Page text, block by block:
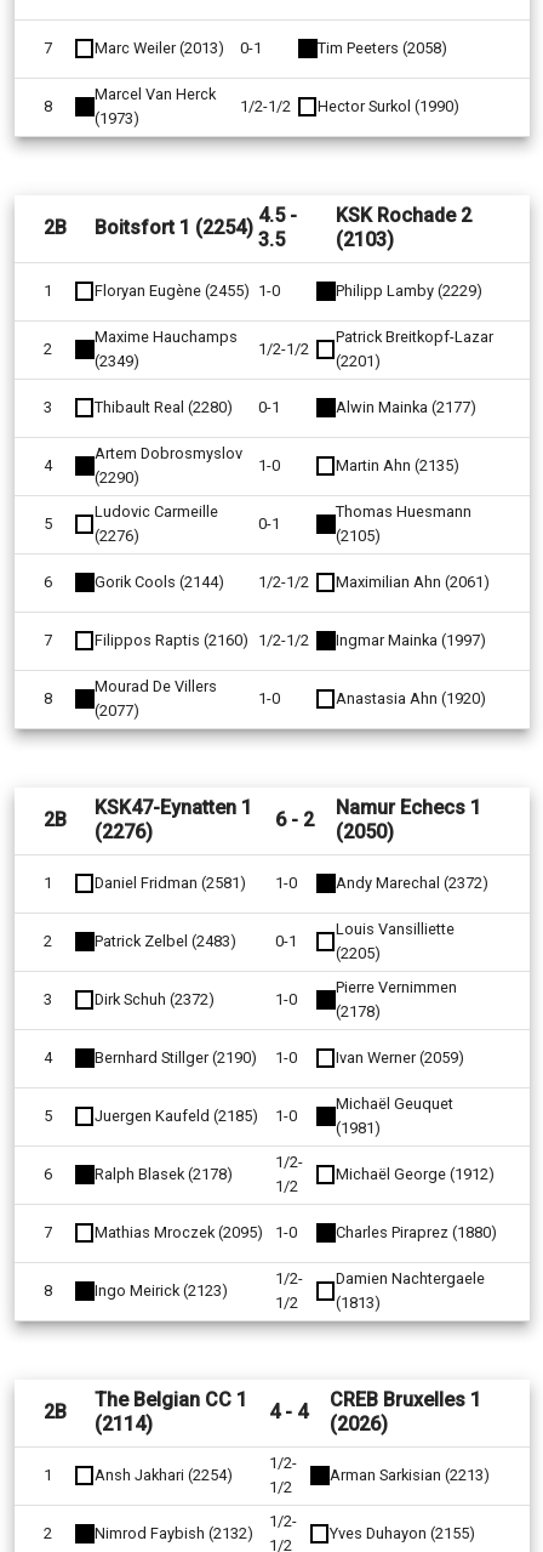
7 Marc Weiler (2013) 0-1 Tim Peeters (2058)
8
Marcel Van Herck
(1973)
1/2-1/2 Hector Surkol (1990)
2B Boitsfort 1 (2254)
4.5 -
3.5
KSK Rochade 2
(2103)
1 Floryan Eugène (2455) 1-0 Philipp Lamby (2229)
2
Maxime Hauchamps
(2349)
1/2-1/2
Patrick Breitkopf-Lazar
(2201)
3 Thibault Real (2280) 0-1 Alwin Mainka (2177)
4
Artem Dobrosmyslov
(2290)
1-0 Martin Ahn (2135)
5
Ludovic Carmeille
(2276)
0-1
Thomas Huesmann
(2105)
6 Gorik Cools (2144) 1/2-1/2 Maximilian Ahn (2061)
7 Filippos Raptis (2160) 1/2-1/2 Ingmar Mainka (1997)
8
Mourad De Villers
(2077)
1-0 Anastasia Ahn (1920)
2B
KSK47-Eynatten 1
(2276)
6 - 2
Namur Echecs 1
(2050)
1 Daniel Fridman (2581) 1-0 Andy Marechal (2372)
2 Patrick Zelbel (2483) 0-1
Louis Vansilliette
(2205)
3 Dirk Schuh (2372) 1-0
Pierre Vernimmen
(2178)
4 Bernhard Stillger (2190) 1-0 Ivan Werner (2059)
5 Juergen Kaufeld (2185) 1-0
Michaël Geuquet
(1981)
6 Ralph Blasek (2178)
1/2-
1/2
Michaël George (1912)
7 Mathias Mroczek (2095) 1-0 Charles Piraprez (1880)
8 Ingo Meirick (2123)
1/2-
1/2
Damien Nachtergaele
(1813)
2B
The Belgian CC 1
(2114)
4 - 4
CREB Bruxelles 1
(2026)
1 Ansh Jakhari (2254)
1/2-
1/2
Arman Sarkisian (2213)
2 Nimrod Faybish (2132)
1/2-
1/2
Yves Duhayon (2155)